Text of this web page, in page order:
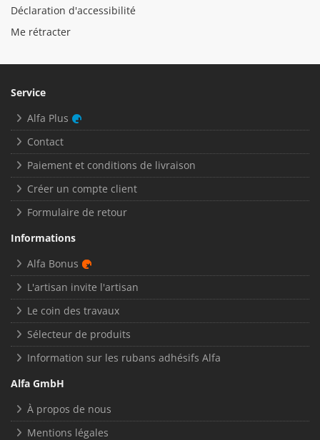
Déclaration d'accessibilité
Me rétracter
Service
Alfa Plus
Contact
Paiement et conditions de livraison
Créer un compte client
Formulaire de retour
Informations
Alfa Bonus
L'artisan invite l'artisan
Le coin des travaux
Sélecteur de produits
Information sur les rubans adhésifs Alfa
Alfa GmbH
À propos de nous
Mentions légales